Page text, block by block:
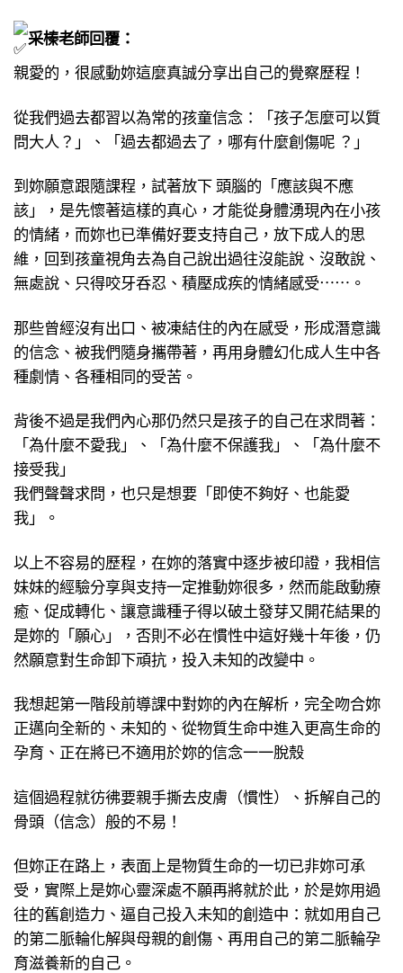
采榛老師回覆：
親愛的，很感動妳這麼真誠分享出自己的覺察歷程！
從我們過去都習以為常的孩童信念：「孩子怎麼可以質
問大人？」、「過去都過去了，哪有什麼創傷呢 ？」
到妳願意跟隨課程，試著放下 頭腦的「應該與不應
該」，是先懷著這樣的真心，才能從身體湧現內在小孩
的情緒，而妳也已準備好要支持自己，放下成人的思
維，回到孩童視角去為自己說出過往沒能說、沒敢說、
無處說、只得咬牙呑忍、積壓成疾的情緒感受⋯⋯。
那些曾經沒有出口、被凍結住的內在感受，形成潛意識
的信念、被我們隨身攜帶著，再用身體幻化成人生中各
種劇情、各種相同的受苦。
背後不過是我們內心那仍然只是孩子的自己在求問著：
「為什麼不愛我」、「為什麼不保護我」、「為什麼不
接受我」
我們聲聲求問，也只是想要「即使不夠好、也能愛
我」。
以上不容易的歷程，在妳的落實中逐步被印證，我相信
妹妹的經驗分享與支持一定推動妳很多，然而能啟動療
癒、促成轉化、讓意識種子得以破土發芽又開花結果的
是妳的「願心」，否則不必在慣性中這好幾十年後，仍
然願意對生命卸下頑抗，投入未知的改變中。
我想起第一階段前導課中對妳的內在解析，完全吻合妳
正邁向全新的、未知的、從物質生命中進入更高生命的
孕育、正在將已不適用於妳的信念一一脫殼
這個過程就彷彿要親手撕去皮膚（慣性）、拆解自己的
骨頭（信念）般的不易！
但妳正在路上，表面上是物質生命的一切已非妳可承
受，實際上是妳心靈深處不願再將就於此，於是妳用過
往的舊創造力、逼自己投入未知的創造中：就如用自己
的第二脈輪化解與母親的創傷、再用自己的第二脈輪孕
育滋養新的自己。